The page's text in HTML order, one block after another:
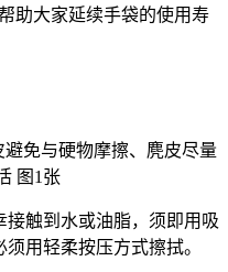
助大家延续手袋的使用寿
触到水或油脂，须即用吸
用轻柔按压方式擦拭。